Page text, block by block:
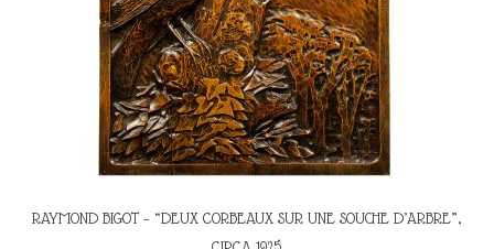
RAYMOND BIGOT – “DEUX CORBEAUX SUR UNE SOUCHE D’ARBRE”,